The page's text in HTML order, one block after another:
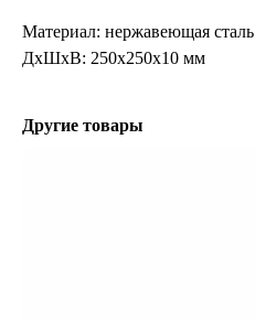
Материал: нержавеющая сталь
ДxШxВ: 250x250x10 мм
Другие товары